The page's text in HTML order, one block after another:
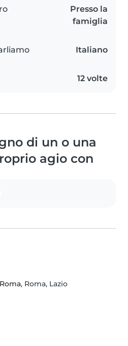
Presso la
famiglia
Italiano
12 volte
di un o una
agio con
, Roma, Lazio